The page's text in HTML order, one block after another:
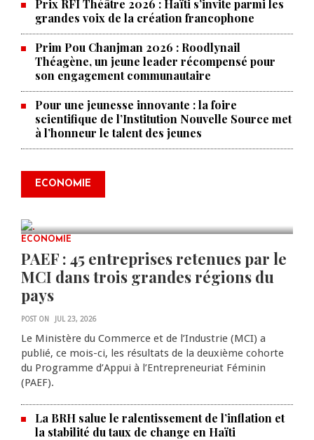
Prix RFI Théâtre 2026 : Haïti s’invite parmi les
grandes voix de la création francophone
Prim Pou Chanjman 2026 : Roodlynail
Théagène, un jeune leader récompensé pour
son engagement communautaire
Pour une jeunesse innovante : la foire
scientifique de l’Institution Nouvelle Source met
à l’honneur le talent des jeunes
ECONOMIE
0 COMMENTS
Produire le savoir pour
2ᵉ édition de ses Journées
scientifiques
ECONOMIE
PAEF : 45 entreprises retenues par le
MCI dans trois grandes régions du
pays
POST ON JUL 23, 2026
Le Ministère du Commerce et de l’Industrie (MCI) a
publié, ce mois-ci, les résultats de la deuxième cohorte
du Programme d’Appui à l’Entrepreneuriat Féminin
(PAEF).
La BRH salue le ralentissement de l’inflation et
la stabilité du taux de change en Haïti